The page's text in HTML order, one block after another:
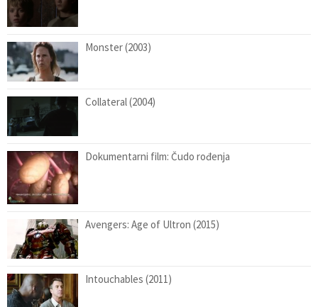
Monster (2003)
Collateral (2004)
Dokumentarni film: Čudo rođenja
Avengers: Age of Ultron (2015)
Intouchables (2011)